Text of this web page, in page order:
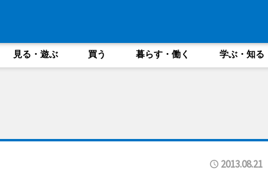
見る・遊ぶ 買う 暮らす・働く 学ぶ・知る
2013.08.21